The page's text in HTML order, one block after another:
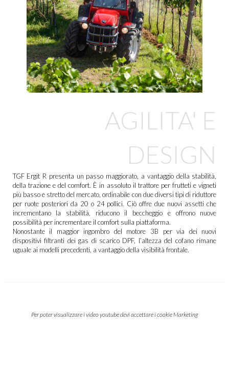
AGILITA' E
DESIGN
TGF Ergit R presenta un passo maggiorato, a vantaggio della stabilità,
della trazione e del comfort. È in assoluto il trattore per frutteti e vigneti
più basso e stretto del mercato, ordinabile con due diversi tipi di riduttore
per ruote posteriori da 20 o 24 pollici. Ciò offre due nuovi assetti che
incrementano la stabilità, riducono il beccheggio e offrono nuove
possibilità per incrementare il comfort sulla piattaforma.
Nonostante il maggior ingombro del motore 3B per via dei nuovi
dispositivi filtranti dei gas di scarico DPF, l’altezza del cofano rimane
uguale ai modelli precedenti, a vantaggio della visibilità frontale.
Per poter visualizzare i video youtube devi accettare i cookie Marketing